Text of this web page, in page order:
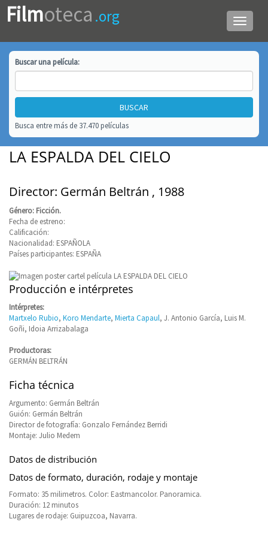
Menú
de
Filmoteca .org
Buscar unapelícula:
Busca entre más de 37.470 películas
LA ESPALDA DEL CIELO
Director: Germán Beltrán , 1988
Género: Ficción.
Fecha de estreno:
Calificación:
Nacionalidad: ESPAÑOLA
Países participantes: ESPAÑA
Producción e intérpretes
Intérpretes:
Martxelo Rubio, Koro Mendarte, Mierta Capaul, J. Antonio García, Luis M.
Goñi, Idoia Arrizabalaga
Productoras:
GERMÁN BELTRÁN
Ficha técnica
Argumento: Germán Beltrán
Guión: Germán Beltrán
Director de fotografía: Gonzalo Fernández Berridi
Montaje: Julio Medem
Datos de distribución
Datos de formato, duración, rodaje y montaje
Formato: 35 milimetros. Color: Eastmancolor. Panoramica.
Duración: 12 minutos
Lugares de rodaje: Guipuzcoa, Navarra.